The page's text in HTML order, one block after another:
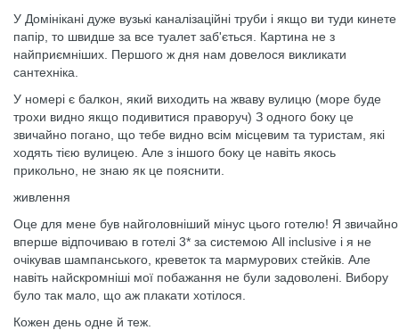
У Домінікані дуже вузькі каналізаційні труби і якщо ви туди кинете
папір, то швидше за все туалет заб'ється. Картина не з
найприємніших. Першого ж дня нам довелося викликати
сантехніка.
У номері є балкон, який виходить на жваву вулицю (море буде
трохи видно якщо подивитися праворуч) З одного боку це
звичайно погано, що тебе видно всім місцевим та туристам, які
ходять тією вулицею. Але з іншого боку це навіть якось
прикольно, не знаю як це пояснити.
живлення
Оце для мене був найголовніший мінус цього готелю! Я звичайно
вперше відпочиваю в готелі 3* за системою All inclusive і я не
очікував шампанського, креветок та мармурових стейків. Але
навіть найскромніші мої побажання не були задоволені. Вибору
було так мало, що аж плакати хотілося.
Кожен день одне й теж.